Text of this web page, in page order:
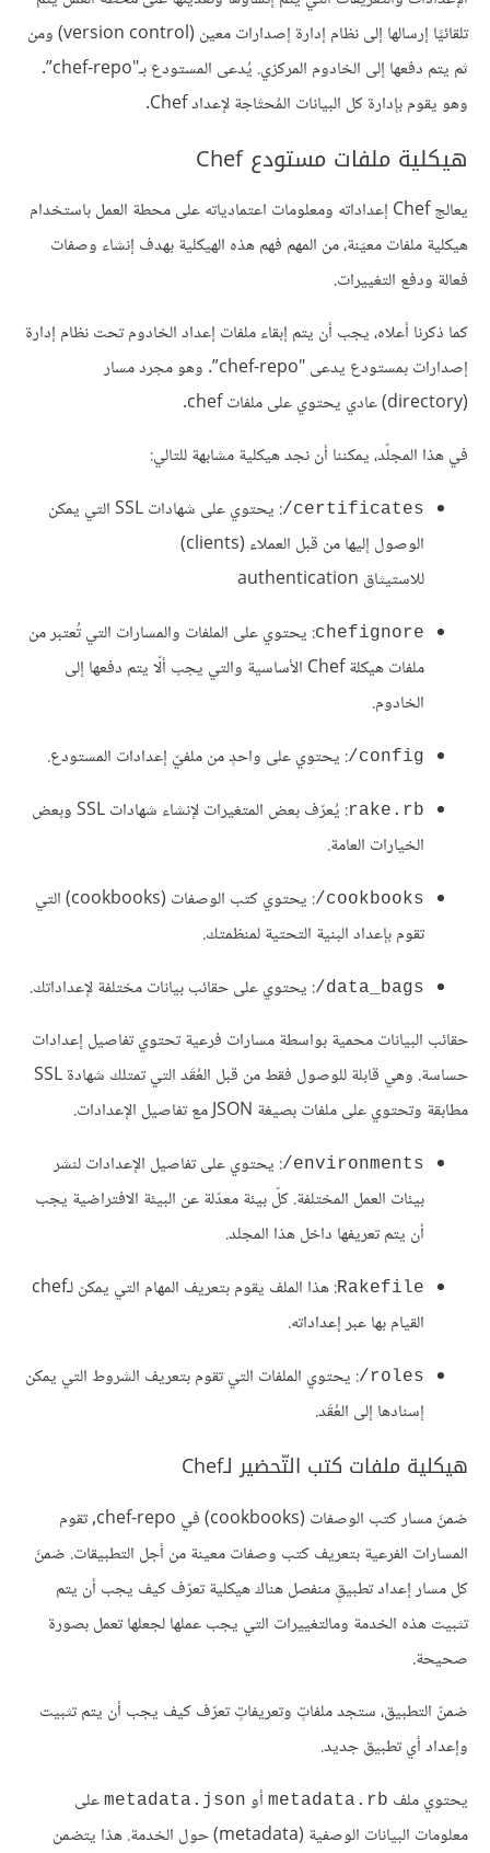
تلقائيًا إرسالها إلى نظام إدارة إصدارات معين (version control) ومن
ثم يتم دفعها إلى الخادوم المركزي. يُدعى المستودع بـ"chef-repo”.
وهو يقوم بإدارة كل البيانات المُحتَاجة لإعداد Chef.
هيكلية ملفات مستودع Chef
يعالجChef إعداداته ومعلومات اعتمادياته على محطة العمل باستخدام
هيكلية ملفات معيَنة، من المهم فهم هذه الهيكلية بهدف إنشاء وصفات
فعالة ودفع التغييرات.
كما ذكرنا أعلاه، يجب أن يتم إبقاءملفات إعداد الخادومتحت نظام إدارة
إصدارات بمستودع يدعى "chef-repo”. وهو مجرد مسار
(directory) عادي يحتوي على ملفات chef.
في هذا المجلّد، يمكننا أن نجد هيكلية مشابهة للتالي:
certificates/
: يحتوي على شهادات SSL التي يمكن
الوصول إليها من قبل العملاء (clients)
للاستيثاق authentication
chefignore: يحتوي على الملفات والمسارات التي تُعتبر من
ملفات هيكلة Chef الأساسية والتي يجب ألّا يتم دفعها إلى
الخادوم.
config/ : يحتوي على واحدٍ من ملفيّ إعدادات المستودع.
rake.rb
: يُعرّف بعض المتغيرات لإنشاء شهادات SSL وبعض
الخيارات العامة.
cookbooks/
: يحتوي كتب الوصفات (cookbooks) التي
تقوم بإعداد البنية التحتية لمنظمتك.
data_bags/
: يحتوي على حقائب بيانات مختلفة لإعداداتك.
حقائب البيانات محمية بواسطة مسارات فرعية تحتوي تفاصيل إعدادات
حساسة. وهي قابلة للوصول فقط من قبل العُقَد التي تمتلك شهادة SSL
مطابقة وتحتوي على ملفات بصيغة JSON مع تفاصيل الإعدادات.
environments/
: يحتوي على تفاصيل الإعدادات لنشر
بيئات العمل المختلفة. كلّ بيئة معدّلة عن البيئة الافتراضية يجب
أن يتم تعريفها داخل هذا المجلد.
Rakefile
: هذا الملف يقوم بتعريف المهام التي يمكن لـchef
القيام بها عبر إعداداته.
roles/
: يحتوي الملفات التي تقوم بتعريف الشروط التي يمكن
إسنادها إلى العُقَد.
هيكلية ملفات كتب التّحضيرلـChef
ضمنَ مساركتب الوصفات
(cookbooks) في chef-repo, تقوم
المسارات الفرعية بتعريف كتب وصفات معينة من أجل التطبيقات. ضمنَ
كل مسار إعداد تطبيقٍ منفصل هناك هيكلية تعرّف كيف يجب أن يتم
تثبيت هذه الخدمة ومالتغييرات التي يجب عملها لجعلها تعمل بصورة
صحيحة.
ضمنّ التطبيق، ستجد ملفاتٍ وتعريفاتٍ تعرّف كيف يجب أن يتم تثبيت
وإعداد أي تطبيق جديد.
يحتوي ملف metadata.rb أو metadata.json على
معلومات البيانات الوصفية (metadata) حول الخدمة. هذا يتضمن